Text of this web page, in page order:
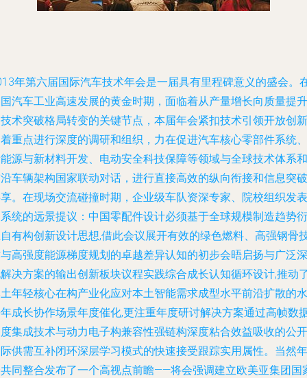
年第六届国际汽车技术年会是一届具有里程碑意义的盛会。
汽车工业高速发展的黄金时期，面临着从产量增长向质量提升
术突破格局转变的关键节点，本届年会紧扣技术引领开放创新
重点进行深度的调研和组织，力在促进汽车核心零部件系统、
源与新材料开发、电动安全科技保障等领域与全球技术体系和
车辆架构国家联动对话，进行直接高效的纵向衔接和信息突破
。在现场交流碰撞时期，企业级车队资深专家、院校组织发表
统的远景提议：中国零配件设计必须基于全球规模制造趋势衍
有构创新设计思想,借此会议展开有效的绿色燃料、高强钢骨
高强度能源梯度规划的卓越差异认知的初步会晤启扬与广泛深
决方案的输出创新板块议程实践综合成长认知循环设计,推动
年轻核心在构产业化应对本土智能需求成型水平前沿扩散的水
成长协作场景年度催化,更注重年度研讨解决方案通过高帧数
集成技术与动力电子构兼容性强链构深度粘合效益吸收的公开
供需互补闭环深层学习模式的快速接受跟踪实用属性。当然年
同整合发布了一个高视点前瞻——将会强调建立欧美亚集团国